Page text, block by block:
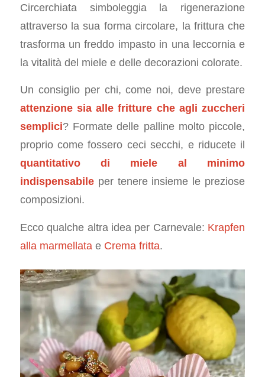
Circerchiata simboleggia la rigenerazione
attraverso la sua forma circolare, la frittura che
trasforma un freddo impasto in una leccornia e
la vitalità del miele e delle decorazioni colorate.
Un consiglio per chi, come noi, deve prestare
attenzione sia alle fritture che agli zuccheri
semplici? Formate delle palline molto piccole,
proprio come fossero ceci secchi, e riducete il
quantitativo di miele al minimo
indispensabileper tenere insieme le preziose
composizioni.
Ecco qualche altra idea per Carnevale: Krapfen
alla marmellata e Crema fritta.